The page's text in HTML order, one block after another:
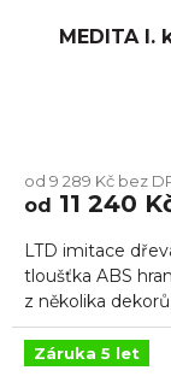
MEDITA
produktu
je
z
5
hvězdiček.
od 9 289 Kč bez
od 11 240
LTD imitace
tloušťka ABS
z několika
Záruka 5 let